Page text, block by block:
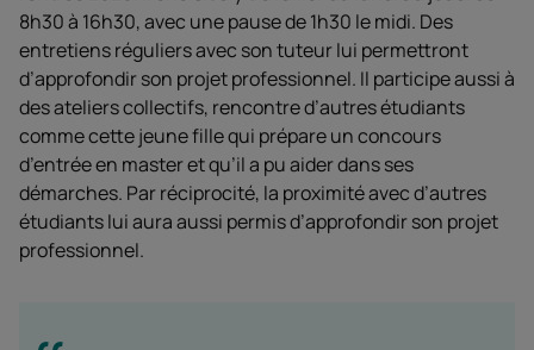
8h30 à 16h30, avec une pause de 1h30 le midi. Des
entretiens réguliers avec son tuteur lui permettront
d’approfondir son projet professionnel. Il participe aussi à
des ateliers collectifs, rencontre d’autres étudiants
comme cette jeune fille qui prépare un concours
d’entrée en master et qu’il a pu aider dans ses
démarches. Par réciprocité, la proximité avec d’autres
étudiants lui aura aussi permis d’approfondir son projet
professionnel.